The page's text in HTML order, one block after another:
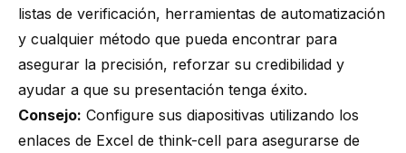
listas de verificación, herramientas de automatización
y cualquier método que pueda encontrar para
asegurar la precisión, reforzar su credibilidad y
ayudar a que su presentación tenga éxito.
Consejo: Configure sus diapositivas utilizando los
enlaces de Excel de think-cell para asegurarse de